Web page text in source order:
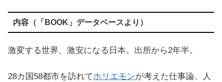
内容（「BOOK」データベースより）
激変する世界、激安になる日本。出所から2年半。
28カ国58都市を訪れてホリエモンが考えた仕事論、人